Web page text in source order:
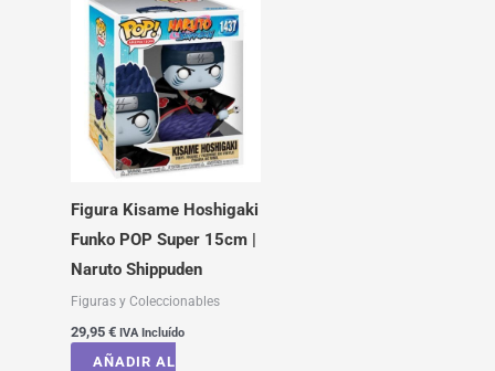
Figura Kisame Hoshigaki
Funko POP Super 15cm |
Naruto Shippuden
Figuras y Coleccionables
29,95 € IVA Incluído
AÑADIR AL